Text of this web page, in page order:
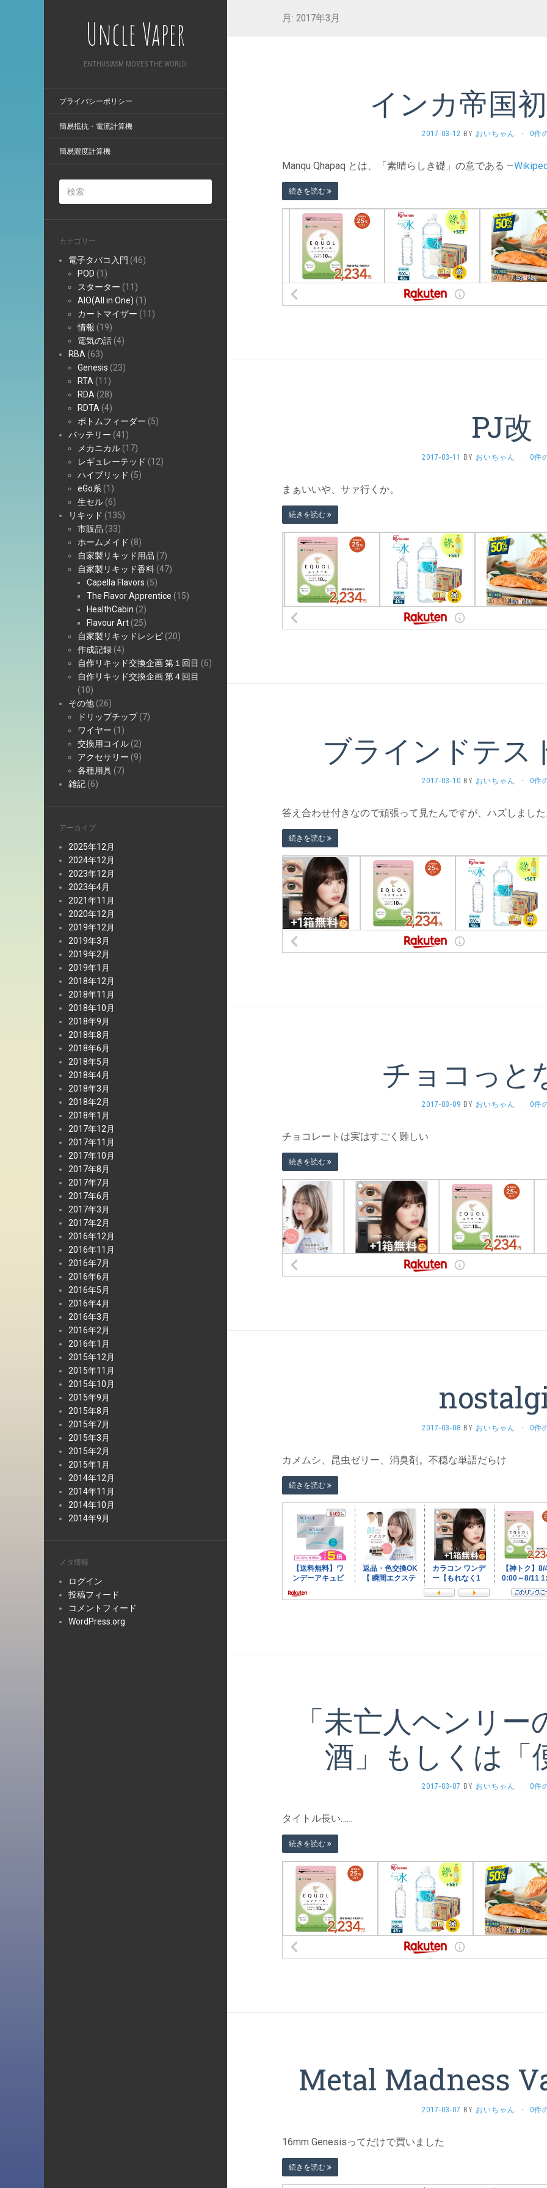
Uncle Vaper
ENTHUSIASM MOVES THE WORLD.
プライバシーポリシー
簡易抵抗・電流計算機
簡易濃度計算機
カテゴリー
電子タバコ入門 (46)
POD (1)
スターター (11)
AIO(All in One) (1)
カートマイザー (11)
情報 (19)
電気の話 (4)
RBA (63)
Genesis (23)
RTA (11)
RDA (28)
RDTA (4)
ボトムフィーダー (5)
バッテリー (41)
メカニカル (17)
レギュレーテッド (12)
ハイブリッド (5)
eGo系 (1)
生セル (6)
リキッド (135)
市販品 (33)
ホームメイド (8)
自家製リキッド用品 (7)
自家製リキッド香料 (47)
Capella Flavors (5)
The Flavor Apprentice (15)
HealthCabin (2)
Flavour Art (25)
自家製リキッドレシピ (20)
作成記録 (4)
自作リキッド交換企画 第１回目 (6)
自作リキッド交換企画 第４回目
(10)
その他 (26)
ドリップチップ(7)
ワイヤー (1)
交換用コイル (2)
アクセサリー (9)
各種用具 (7)
雑記 (6)
アーカイブ
2025年12月
2024年12月
2023年12月
2023年4月
2021年11月
2020年12月
2019年12月
2019年3月
2019年2月
2019年1月
2018年12月
2018年11月
2018年10月
2018年9月
2018年8月
2018年6月
2018年5月
2018年4月
2018年3月
2018年2月
2018年1月
2017年12月
2017年11月
2017年10月
2017年8月
2017年7月
2017年6月
2017年3月
2017年2月
2016年12月
2016年11月
2016年7月
2016年6月
2016年5月
2016年4月
2016年3月
2016年2月
2016年1月
2015年12月
2015年11月
2015年10月
2015年9月
2015年8月
2015年7月
2015年3月
2015年2月
2015年1月
2014年12月
2014年11月
2014年10月
2014年9月
メタ情報
ログイン
投稿フィード
コメントフィード
WordPress.org
月: 2017年3月
インカ帝国
2017-03-12 BY おいちゃん · 0件
Manqu Qhapaq とは、「素晴らしき礎」の意である —
続きを読む
PJ改
2017-03-11 BY おいちゃん · 0件
まぁいいや、サァ行くか。
続きを読む
ブラインドテス
2017-03-10 BY おいちゃん · 0件
答え合わせ付きなので頑張って見たんですが、ハズしまし
続きを読む
チョコっと
2017-03-09 BY おいちゃん · 0件
チョコレートは実はすごく難しい
続きを読む
2017-03-08 BY おいちゃん · 0件
カメムシ、昆虫ゼリー、消臭剤。不穏な単語だらけ
続きを読む
「未亡人ヘンリ
酒」もしくは「
2017-03-07 BY おいちゃん · 0件
タイトル長い……
続きを読む
Metal Madness
2017-03-07 BY おいちゃん · 0件
16mm Genesisってだけで買いました
続きを読む